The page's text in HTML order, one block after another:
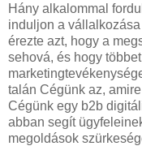
Hány alkalommal
induljon a
érezte azt, hogy a
sehová, és hogy
talán Cégünk az,
Cégünk egy b2b
abban segít
megoldások